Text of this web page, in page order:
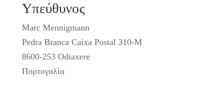
Υπεύθυνος
Marc Mennigmann
Pedra Branca Caixa Postal 310-M
8600-253 Odiaxere
Πορτογαλία